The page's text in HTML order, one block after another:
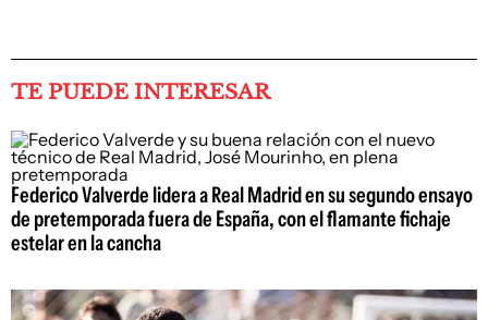
TE PUEDE INTERESAR
Federico Valverde lidera a Real Madrid en su segundo ensayo
de pretemporada fuera de España, con el flamante fichaje
estelar en la cancha